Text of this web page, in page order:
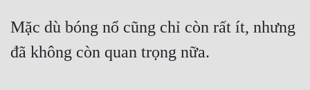
Vô Địch
Võ Hiệp
Mặc dù bóng nổ cũng chỉ còn rất ít, nhưng
đã không còn quan trọng nữa.